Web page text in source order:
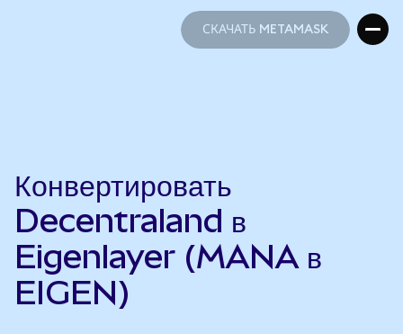
СКАЧАТЬ METAMASK
Конвертировать
Decentraland в
Eigenlayer (MANA в
EIGEN)